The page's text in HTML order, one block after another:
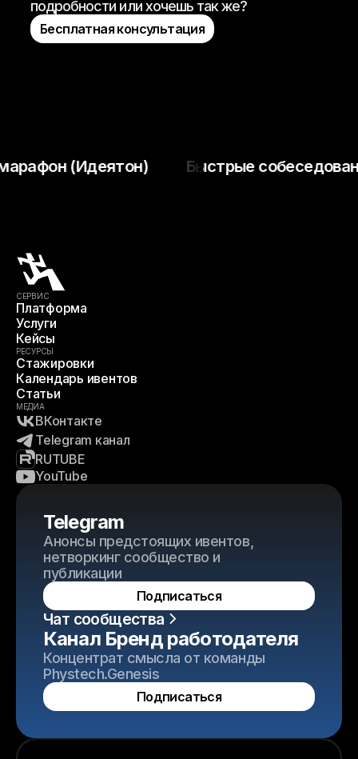
подробности или хочешь так же?
Бесплатная консультация
(Идеятон) Быстрые
СЕРВИС
Платформа
Услуги
Кейсы
РЕСУРСЫ
Стажировки
Календарь ивентов
Статьи
МЕДИА
ВКонтакте
Telegram канал
RUTUBE
YouTube
Telegram
Анонсы предстоящих ивентов,
нетворкинг сообщество и
публикации
Подписаться
Чат сообщества
Канал Бренд работодателя
Концентрат смысла от команды
Phystech.Genesis
Подписаться